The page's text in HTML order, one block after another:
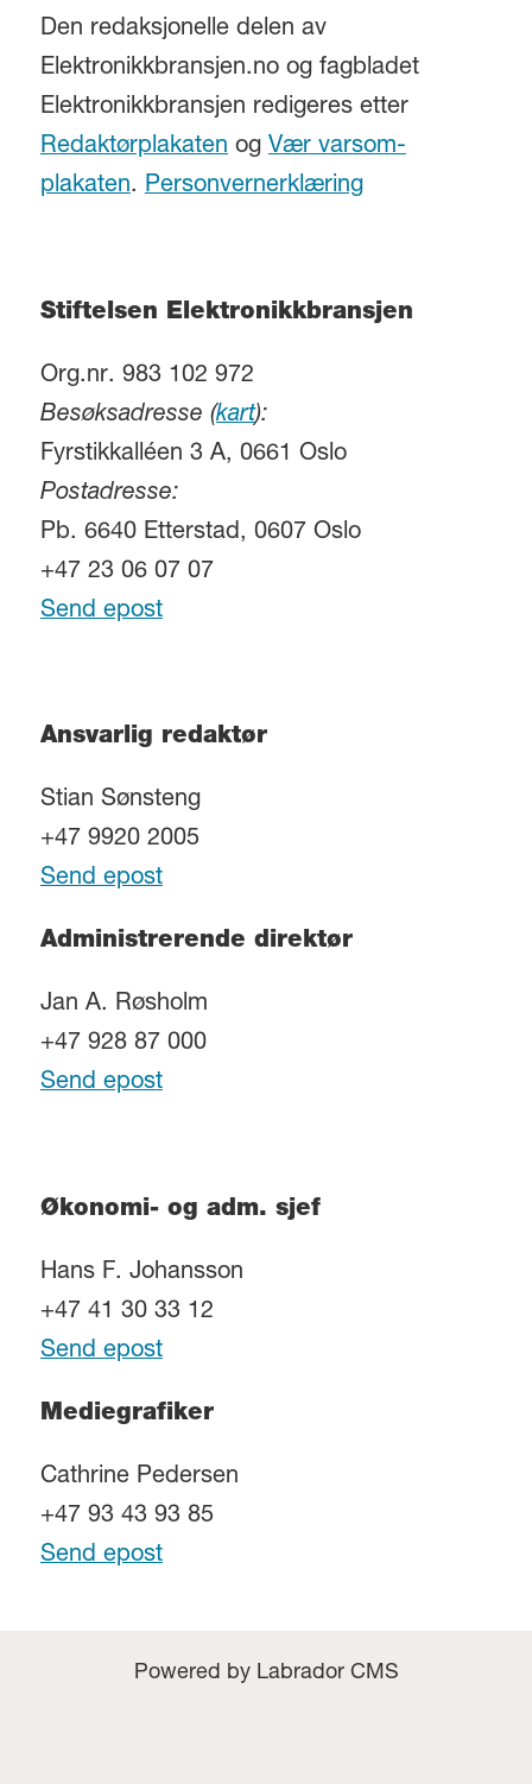
Den redaksjonelle delen av
Elektronikkbransjen.no og fagbladet
Elektronikkbransjen redigeres etter
Redaktørplakaten og Vær varsom-
plakaten. Personvernerklæring
Stiftelsen Elektronikkbransjen
Org.nr. 983 102 972
Besøksadresse (kart):
Fyrstikkalléen 3 A, 0661 Oslo
Postadresse:
Pb. 6640 Etterstad, 0607 Oslo
+47 23 06 07 07
Send epost
Ansvarlig redaktør
Stian Sønsteng
+47 9920 2005
Send epost
Administrerende direktør
Jan A. Røsholm
+47 928 87 000
Send epost
Økonomi- og adm. sjef
Hans F. Johansson
+47 41 30 33 12
Send epost
Mediegrafiker
Cathrine Pedersen
+47 93 43 93 85
Send epost
Powered by Labrador CMS